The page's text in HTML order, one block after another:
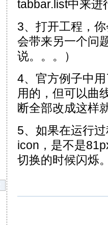
tabbar.list中来进
3、打开工程，
会带来另一个问
说。。。）
4、官方例子中
用的，但可以曲
断全部改成这样
5、如果在运行
icon，是不是
切换的时候闪烁